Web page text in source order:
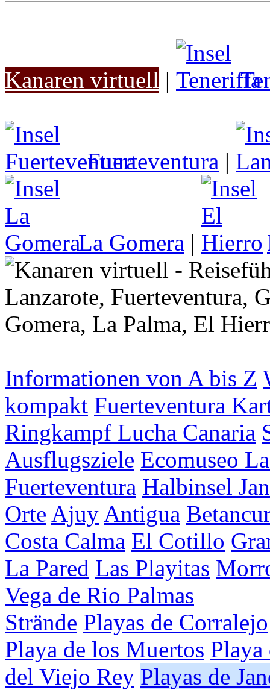
Kanaren virtuell |
Fuerteventura |
La Gomera |
Informationen von A bis Z
kompakt Fuerteventura
Ringkampf Lucha Canaria
Ausflugsziele Ecomuseo
Fuerteventura Halbinsel
Orte Ajuy Antigua
Costa Calma El Cotillo
La Pared Las Playitas
Vega de Rio Palmas
Strände Playas de Corralejo
Playa de los Muertos Playa
del Viejo Rey Playas de